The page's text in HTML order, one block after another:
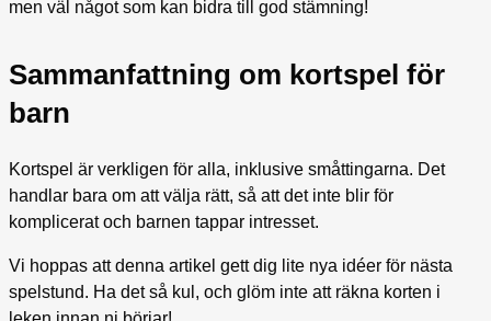
men väl något som kan bidra till god stämning!
Sammanfattning om kortspel för
barn
Kortspel är verkligen för alla, inklusive småttingarna. Det
handlar bara om att välja rätt, så att det inte blir för
komplicerat och barnen tappar intresset.
Vi hoppas att denna artikel gett dig lite nya idéer för nästa
spelstund. Ha det så kul, och glöm inte att räkna korten i